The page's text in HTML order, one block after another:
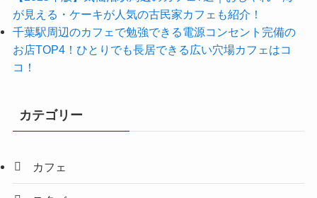
が見える・ケーキが人気の古民家カフェも紹介！
千葉駅周辺のカフェで勉強できる電源コンセント完備の
お店TOP4！ひとりでも長居できる広い穴場カフェはコ
コ！
カテゴリー
カフェ